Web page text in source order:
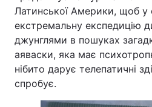
Латинської Америки, щоб у
екстремальну експедицію
джунглями в пошуках
аяваски, яка має
нібито дарує телепатичні
спробує.